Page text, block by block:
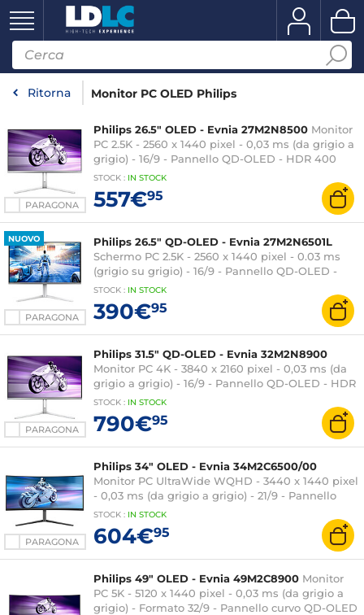
Ritorna Monitor PC OLED Philips
PARAGONA
Philips 26.5" OLED - Evnia 27M2N8500 Monitor
PC 2.5K - 2560 x 1440 pixel - 0,03 ms (da grigio a
grigio) - 16/9 - Pannello QD-OLED - HDR 400
True Black - 360 Hz - Compatibile FreeSync
Premium Pro / G-SYNC - HDMI/DisplayPort -
Altezza regolabile - Argento
STOCK : IN STOCK
557€95
NUOVO
PARAGONA
Philips 26.5" QD-OLED - Evnia 27M2N6501L
Schermo PC 2.5K - 2560 x 1440 pixel - 0.03 ms
(grigio su grigio) - 16/9 - Pannello QD-OLED -
HDR10 - 240 Hz - FreeSync Premium / G-SYNC
Compatible - HDMI/DisplayPort - Ambiglow su 3
lati - Altezza regolabile - Argento
STOCK : IN STOCK
390€95
PARAGONA
Philips 31.5" QD-OLED - Evnia 32M2N8900
Monitor PC 4K - 3840 x 2160 pixel - 0,03 ms (da
grigio a grigio) - 16/9 - Pannello QD-OLED - HDR
400 True Black - 240 Hz - Adaptive-Sync -
HDMI/DisplayPort/USB-C - Altezza regolabile -
Argento
STOCK : IN STOCK
790€95
PARAGONA
Philips 34" OLED - Evnia 34M2C6500/00
Monitor PC UltraWide WQHD - 3440 x 1440 pixel
- 0,03 ms (da grigio a grigio) - 21/9 - Pannello
QD-OLED curvo - 175 Hz - Adaptive-Sync - HDR
400 True Black - HDMI/DisplayPort - Altezza
regolabile - Nero
STOCK : IN STOCK
604€95
Philips 49" OLED - Evnia 49M2C8900 Monitor
PC 5K - 5120 x 1440 pixel - 0,03 ms (da grigio a
grigio) - Formato 32/9 - Pannello curvo QD-OLED